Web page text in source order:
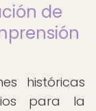
de
históricas
para la